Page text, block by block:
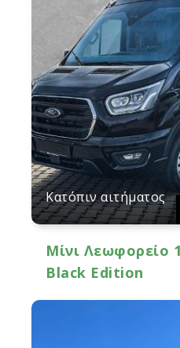
Κατόπιν αιτήματος
Μίνι Λεωφορείο
Black Edition